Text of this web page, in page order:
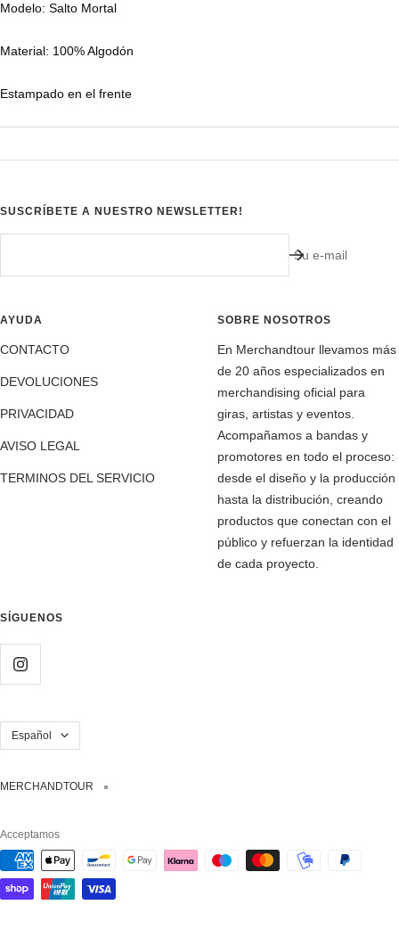
Modelo: Salto Mortal
Material: 100% Algodón
Estampado en el frente
SUSCRÍBETE A NUESTRO NEWSLETTER!
Su e-mail
AYUDA
CONTACTO
DEVOLUCIONES
PRIVACIDAD
AVISO LEGAL
TERMINOS DEL SERVICIO
SOBRE NOSOTROS
En Merchandtour llevamos más
de 20 años especializados en
merchandising oficial para
giras, artistas y eventos.
Acompañamos a bandas y
promotores en todo el proceso:
desde el diseño y la producción
hasta la distribución, creando
productos que conectan con el
público y refuerzan la identidad
de cada proyecto.
SÍGUENOS
Idioma
Español
MERCHANDTOUR
Acceptamos